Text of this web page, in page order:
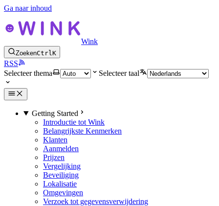
Ga naar inhoud
Wink
ZoekenCtrlK
RSS
Selecteer thema
Selecteer taal
Getting Started
Introductie tot Wink
Belangrijkste Kenmerken
Klanten
Aanmelden
Prijzen
Vergelijking
Beveiliging
Lokalisatie
Omgevingen
Verzoek tot gegevensverwijdering